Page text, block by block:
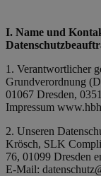
I. Name und
1. Verantwortlicher
Grundverordnung
01067 Dresden,
Impressum
2. Unseren
Krösch, SLK
76, 01099 Dresden
E-Mail: